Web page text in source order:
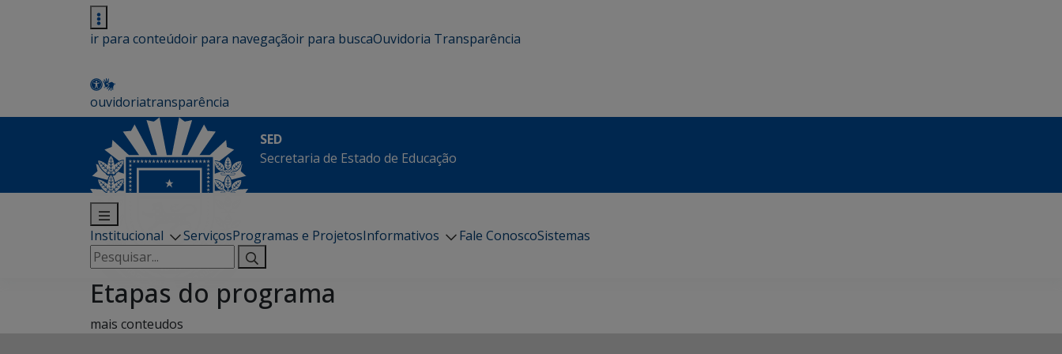
ir para conteúdoir para navegaçãoir para buscaOuvidoria Transparência
ouvidoriatransparência
SED
Secretaria de Estado de Educação
Institucional ServiçosProgramas e ProjetosInformativos Fale ConoscoSistemas
Pesquisar
por:
Etapas do programa
mais conteudos